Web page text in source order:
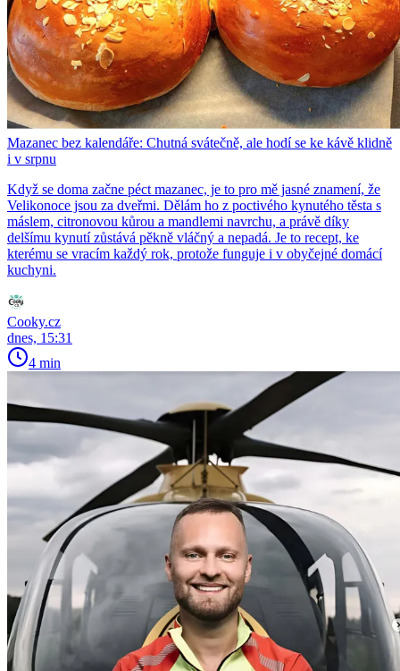
Mazanec bez kalendáře: Chutná svátečně, ale hodí se ke kávě klidně
i v srpnu
Když se doma začne péct mazanec, je to pro mě jasné znamení, že
Velikonoce jsou za dveřmi. Dělám ho z poctivého kynutého těsta s
máslem, citronovou kůrou a mandlemi navrchu, a právě díky
delšímu kynutí zůstává pěkně vláčný a nepadá. Je to recept, ke
kterému se vracím každý rok, protože funguje i v obyčejné domácí
kuchyni.
Cooky.cz
dnes, 15:31
4 min